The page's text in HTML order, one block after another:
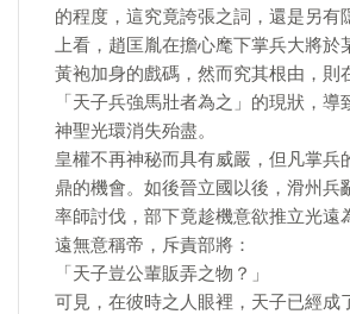
的程度，這究竟誇張之詞，還是另有
上看，趙匡胤在擔心麾下掌兵大將於
黃袍加身的戲碼，然而究其根由，則
「天子兵強馬壯者為之」的現狀，導
神聖光環消失殆盡。
皇權不再神秘而具有威嚴，但凡掌兵
鼎的機會。如後晉立國以後，滑州兵
率師討伐，部下竟趁機意欲推立光遠
遠無意稱帝，斥責部將：
「天子豈公輩販弄之物？」
可見，在彼時之人眼裡，天子已經成